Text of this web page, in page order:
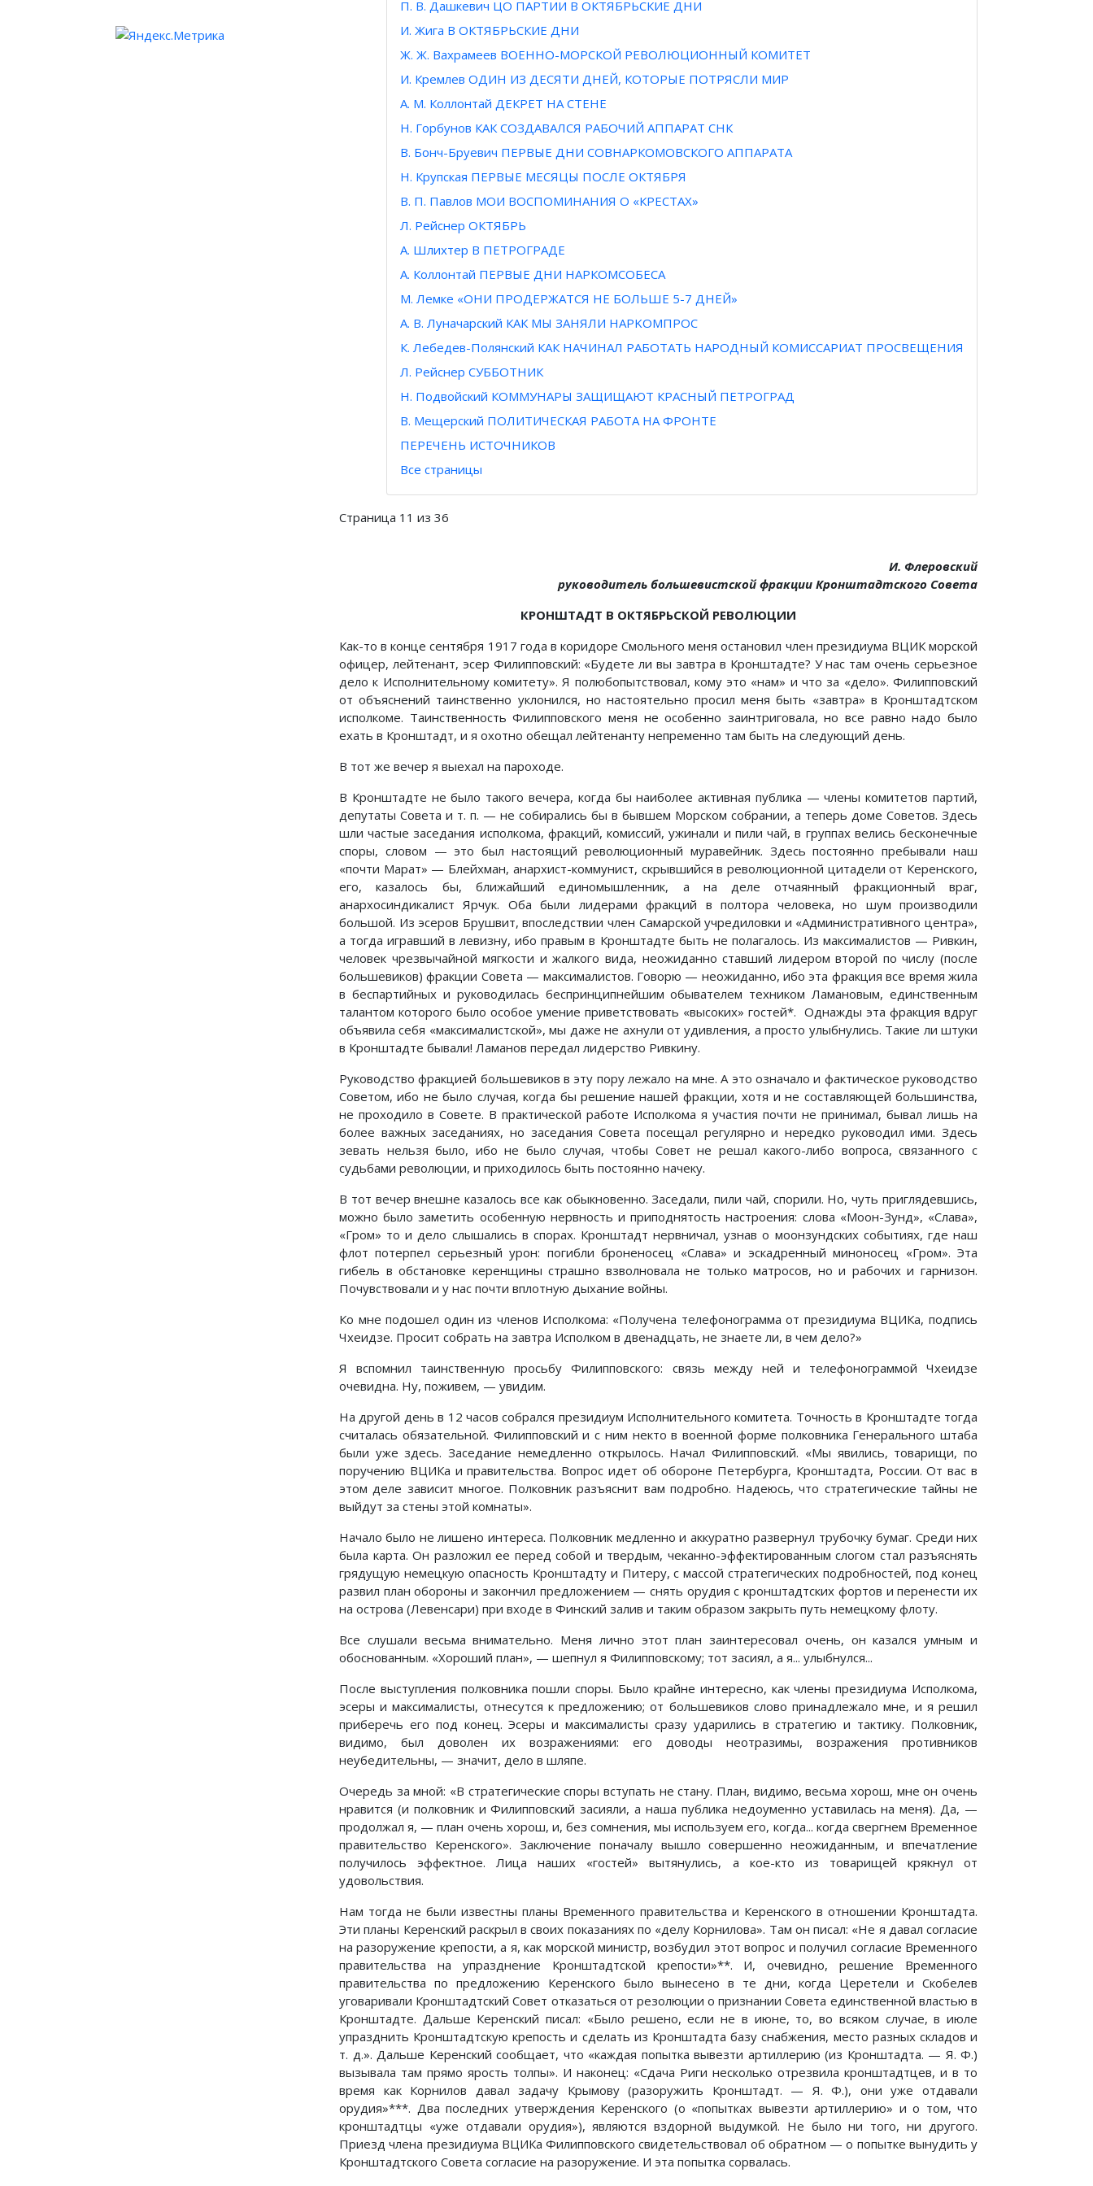
П. B. Дашкевич ЦО ПАРТИИ В ОКТЯБРЬСКИЕ ДНИ
И. Жига В ОКТЯБРЬСКИЕ ДНИ
Ж. Ж. Вахрамеев ВОЕННО-МОРСКОЙ РЕВОЛЮЦИОННЫЙ КОМИТЕТ
И. Кремлев ОДИН ИЗ ДЕСЯТИ ДНЕЙ, КОТОРЫЕ ПОТРЯСЛИ МИР
А. М. Коллонтай ДЕКРЕТ НА СТЕНЕ
Н. Горбунов КАК СОЗДАВАЛСЯ РАБОЧИЙ АППАРАТ СНК
В. Бонч-Бруевич ПЕРВЫЕ ДНИ СОВНАРКОМОВСКОГО АППАРАТА
Н. Крупская ПЕРВЫЕ МЕСЯЦЫ ПОСЛЕ ОКТЯБРЯ
В. П. Павлов МОИ ВОСПОМИНАНИЯ О «КРЕСТАХ»
Л. Рейснер ОКТЯБРЬ
А. Шлихтер В ПЕТРОГРАДЕ
А. Коллонтай ПЕРВЫЕ ДНИ НАРКОМСОБЕСА
М. Лемке «ОНИ ПРОДЕРЖАТСЯ НЕ БОЛЬШЕ 5-7 ДНЕЙ»
А. В. Луначарский КАК МЫ ЗАНЯЛИ HAPKOMПPOC
К. Лебедев-Полянский КАК НАЧИНАЛ РАБОТАТЬ НАРОДНЫЙ КОМИССАРИАТ ПРОСВЕЩЕНИЯ
Л. Рейснер СУББОТНИК
Н. Подвойский КОММУНАРЫ ЗАЩИЩАЮТ КРАСНЫЙ ПЕТРОГРАД
В. Мещерский ПОЛИТИЧЕСКАЯ РАБОТА НА ФРОНТЕ
ПЕРЕЧЕНЬ ИСТОЧНИКОВ
Все страницы
Страница 11 из 36
И. Флеровский
руководитель большевистской фракции Кронштадтского Совета
КРОНШТАДТ В ОКТЯБРЬСКОЙ РЕВОЛЮЦИИ
Как-то в конце сентября 1917 года в коридоре Смольного меня остановил член президиума ВЦИК морской
офицер, лейтенант, эсер Филипповский: «Будете ли вы завтра в Кронштадте? У нас там очень серьезное
дело к Исполнительному комитету». Я полюбопытствовал, кому это «нам» и что за «дело». Филипповский
от объяснений таинственно уклонился, но настоятельно просил меня быть «завтра» в Кронштадтском
исполкоме. Таинственность Филипповского меня не особенно заинтриговала, но все равно надо было
ехать в Кронштадт, и я охотно обещал лейтенанту непременно там быть на следующий день.
В тот же вечер я выехал на пароходе.
В Кронштадте не было такого вечера, когда бы наиболее активная публика — члены комитетов партий,
депутаты Совета и т. п. — не собирались бы в бывшем Морском собрании, а теперь доме Советов. Здесь
шли частые заседания исполкома, фракций, комиссий, ужинали и пили чай, в группах велись бесконечные
споры, словом — это был настоящий революционный муравейник. Здесь постоянно пребывали наш
«почти Марат» — Блейхман, анархист-коммунист, скрывшийся в революционной цитадели от Керенского,
его, казалось бы, ближайший единомышленник, а на деле отчаянный фракционный враг,
анархосиндикалист Ярчук. Оба были лидерами фракций в полтора человека, но шум производили
большой. Из эсеров Брушвит, впоследствии член Самарской учредиловки и «Административного центра»,
а тогда игравший в левизну, ибо правым в Кронштадте быть не полагалось. Из максималистов — Ривкин,
человек чрезвычайной мягкости и жалкого вида, неожиданно ставший лидером второй по числу (после
большевиков) фракции Совета — максималистов. Говорю — неожиданно, ибо эта фракция все время жила
в беспартийных и руководилась беспринципнейшим обывателем техником Ламановым, единственным
талантом которого было особое умение приветствовать «высоких» гостей*. Однажды эта фракция вдруг
объявила себя «максималистской», мы даже не ахнули от удивления, а просто улыбнулись. Такие ли штуки
в Кронштадте бывали! Ламанов передал лидерство Ривкину.
Руководство фракцией большевиков в эту пору лежало на мне. А это означало и фактическое руководство
Советом, ибо не было случая, когда бы решение нашей фракции, хотя и не составляющей большинства,
не проходило в Совете. В практической работе Исполкома я участия почти не принимал, бывал лишь на
более важных заседаниях, но заседания Совета посещал регулярно и нередко руководил ими. Здесь
зевать нельзя было, ибо не было случая, чтобы Совет не решал какого-либо вопроса, связанного с
судьбами революции, и приходилось быть постоянно начеку.
В тот вечер внешне казалось все как обыкновенно. Заседали, пили чай, спорили. Но, чуть приглядевшись,
можно было заметить особенную нервность и приподнятость настроения: слова «Моон-Зунд», «Слава»,
«Гром» то и дело слышались в спорах. Кронштадт нервничал, узнав о моонзундских событиях, где наш
флот потерпел серьезный урон: погибли броненосец «Слава» и эскадренный миноносец «Гром». Эта
гибель в обстановке керенщины страшно взволновала не только матросов, но и рабочих и гарнизон.
Почувствовали и у нас почти вплотную дыхание войны.
Ко мне подошел один из членов Исполкома: «Получена телефонограмма от президиума ВЦИКа, подпись
Чхеидзе. Просит собрать на завтра Исполком в двенадцать, не знаете ли, в чем дело?»
Я вспомнил таинственную просьбу Филипповского: связь между ней и телефонограммой Чхеидзе
очевидна. Ну, поживем, — увидим.
На другой день в 12 часов собрался президиум Исполнительного комитета. Точность в Кронштадте тогда
считалась обязательной. Филипповский и с ним некто в военной форме полковника Генерального штаба
были уже здесь. Заседание немедленно открылось. Начал Филипповский. «Мы явились, товарищи, по
поручению ВЦИКа и правительства. Вопрос идет об обороне Петербурга, Кронштадта, России. От вас в
этом деле зависит многое. Полковник разъяснит вам подробно. Надеюсь, что стратегические тайны не
выйдут за стены этой комнаты».
Начало было не лишено интереса. Полковник медленно и аккуратно развернул трубочку бумаг. Среди них
была карта. Он разложил ее перед собой и твердым, чеканно-эффектированным слогом стал разъяснять
грядущую немецкую опасность Кронштадту и Питеру, с массой стратегических подробностей, под конец
развил план обороны и закончил предложением — снять орудия с кронштадтских фортов и перенести их
на острова (Левенсари) при входе в Финский залив и таким образом закрыть путь немецкому флоту.
Все слушали весьма внимательно. Меня лично этот план заинтересовал очень, он казался умным и
обоснованным. «Хороший план», — шепнул я Филипповскому; тот засиял, а я... улыбнулся...
После выступления полковника пошли споры. Было крайне интересно, как члены президиума Исполкома,
эсеры и максималисты, отнесутся к предложению; от большевиков слово принадлежало мне, и я решил
приберечь его под конец. Эсеры и максималисты сразу ударились в стратегию и тактику. Полковник,
видимо, был доволен их возражениями: его доводы неотразимы, возражения противников
неубедительны, — значит, дело в шляпе.
Очередь за мной: «В стратегические споры вступать не стану. План, видимо, весьма хорош, мне он очень
нравится (и полковник и Филипповский засияли, а наша публика недоуменно уставилась на меня). Да, —
продолжал я, — план очень хорош, и, без сомнения, мы используем его, когда... когда свергнем Временное
правительство Керенского». Заключение поначалу вышло совершенно неожиданным, и впечатление
получилось эффектное. Лица наших «гостей» вытянулись, а кое-кто из товарищей крякнул от
удовольствия.
Нам тогда не были известны планы Временного правительства и Керенского в отношении Кронштадта.
Эти планы Керенский раскрыл в своих показаниях по «делу Корнилова». Там он писал: «Не я давал согласие
на разоружение крепости, а я, как морской министр, возбудил этот вопрос и получил согласие Временного
правительства на упразднение Кронштадтской крепости»**. И, очевидно, решение Временного
правительства по предложению Керенского было вынесено в те дни, когда Церетели и Скобелев
уговаривали Кронштадтский Совет отказаться от резолюции о признании Совета единственной властью в
Кронштадте. Дальше Керенский писал: «Было решено, если не в июне, то, во всяком случае, в июле
упразднить Кронштадтскую крепость и сделать из Кронштадта базу снабжения, место разных складов и
т. д.». Дальше Керенский сообщает, что «каждая попытка вывезти артиллерию (из Кронштадта. — Я. Ф.)
вызывала там прямо ярость толпы». И наконец: «Сдача Риги несколько отрезвила кронштадтцев, и в то
время как Корнилов давал задачу Крымову (разоружить Кронштадт. — Я. Ф.), они уже отдавали
орудия»***. Два последних утверждения Керенского (о «попытках вывезти артиллерию» и о том, что
кронштадтцы «уже отдавали орудия»), являются вздорной выдумкой. Не было ни того, ни другого.
Приезд члена президиума ВЦИКа Филипповского свидетельствовал об обратном — о попытке вынудить у
Кронштадтского Совета согласие на разоружение. И эта попытка сорвалась.